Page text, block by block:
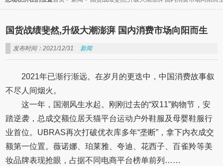
国货战绩斐然,升级大潮澎湃 国内消费市场向阳而生
发布时间：2021/12/31 新闻
2021年已渐行渐远。在岁月的更迭中，中国消费故事叙
不尽人间烟火。
这一年，国潮风生水起。刚刚过去的“双11”购物节，安
踏逆袭，总成交额位居天猫平台运动户外鞋服及母婴鞋服行
业首位。UBRAS再次打破优衣库多年“垄断”，拿下内衣成交
额第一位置。薇诺娜、珀莱雅、夸迪、花西子、百雀羚等美
妆品牌表现抢眼，占据不同电商平台榜单前列……